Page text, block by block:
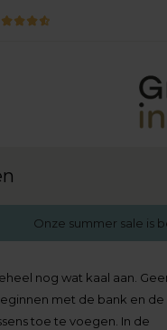
Onze summer sale is
nog wat kaal aan.
met de bank en de
toe te voegen. In de